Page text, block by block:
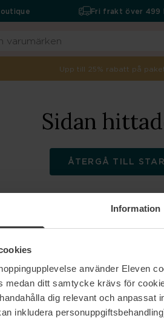
Information
använder Eleven
medan ditt samtycke krävs för
dig relevant och anpassat
inkludera
Fri frakt över 499
Upp till 25% rabatt på
Sidan
ÅTERGÅ TILL
Om oss
Jobba hos oss
Våra varumärken